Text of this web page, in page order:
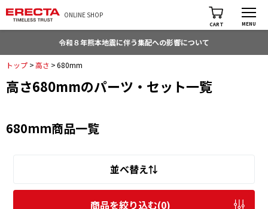
ONLINE SHOP
CART MENU
令和８年熊本地震に伴う集配への影響について
トップ >高さ >680mm
高さ680mmのパーツ・セット一覧
680mm商品一覧
並べ替え⇅
商品を絞り込む(0)